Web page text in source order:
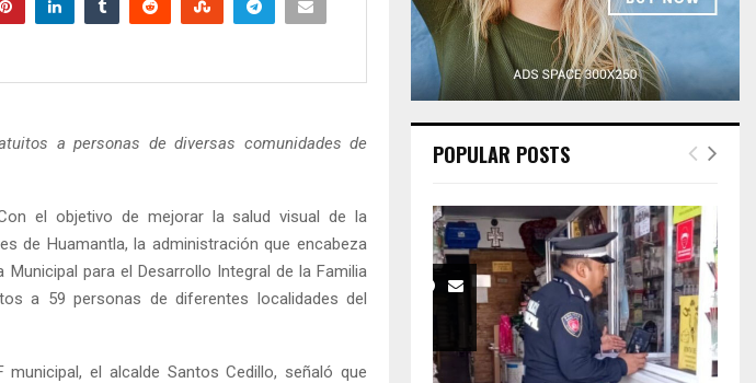
a personas de diversas comunidades de
el objetivo de mejorar la salud visual de la
de Huamantla, la administración que encabeza
para el Desarrollo Integral de la Familia
a 59 personas de diferentes localidades del
el alcalde Santos Cedillo, señaló que
POPULAR POSTS